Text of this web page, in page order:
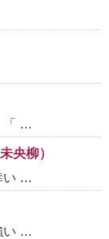
「 …
央柳）
い …
い …